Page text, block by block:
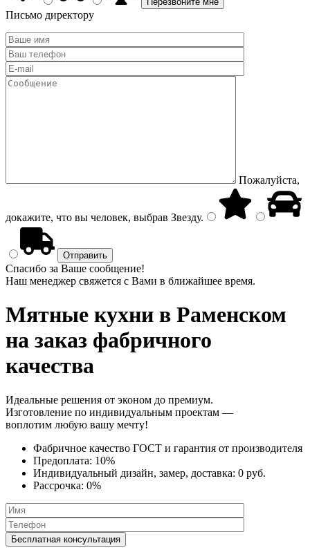
Письмо директору
Пожалуйста,
докажите, что вы человек, выбрав Звезду.
Спасибо за Ваше сообщение!
Наш менеджер свяжется с Вами в ближайшее время.
Мятные кухни в Раменском
на заказ фабричного
качества
Идеальные решения от эконом до премиум.
Изготовление по индивидуальным проектам —
воплотим любую вашу мечту!
Фабричное качество ГОСТ и гарантия от производителя
Предоплата: 10%
Индивидуальный дизайн, замер, доставка: 0 руб.
Рассрочка: 0%